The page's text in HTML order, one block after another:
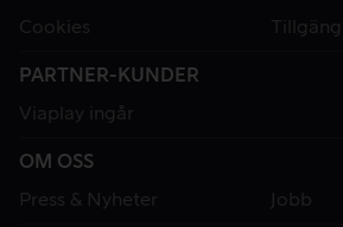
Cookies
PARTNER-KUNDER
Viaplay ingår
OM OSS
Press & Nyheter
Jobb